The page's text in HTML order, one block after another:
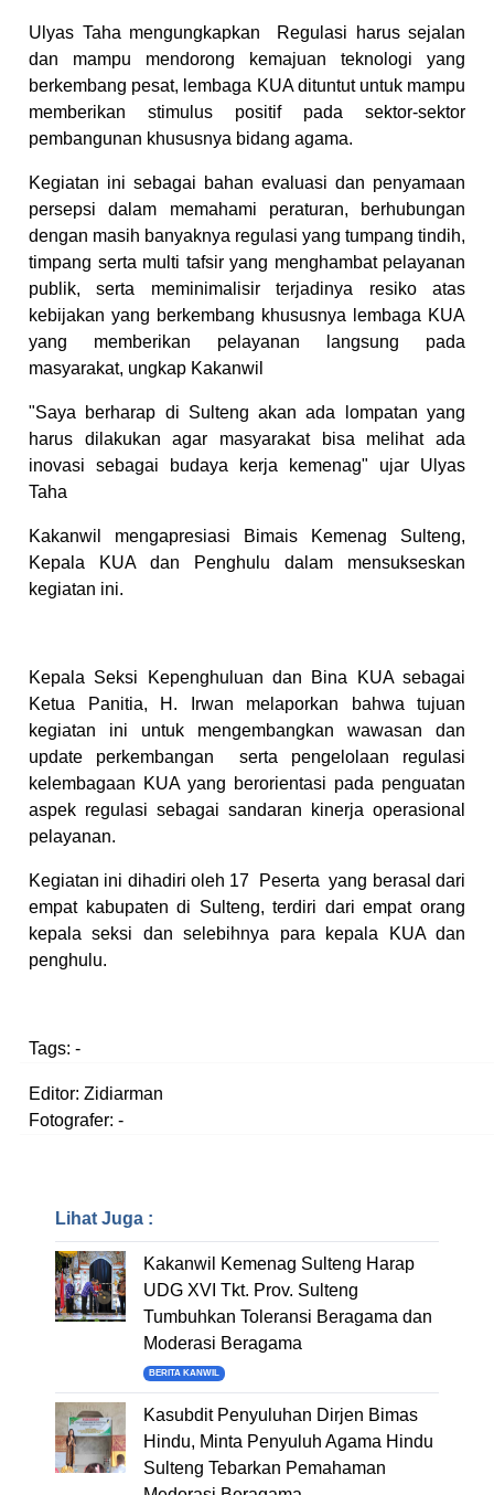
Ulyas Taha mengungkapkan Regulasi harus sejalan
dan mampu mendorong kemajuan teknologi yang
berkembang pesat, lembaga KUA dituntut untuk mampu
memberikan stimulus positif pada sektor-sektor
pembangunan khususnya bidang agama.
Kegiatan ini sebagai bahan evaluasi dan penyamaan
persepsi dalam memahami peraturan, berhubungan
dengan masih banyaknya regulasi yang tumpang tindih,
timpang serta multi tafsir yang menghambat pelayanan
publik, serta meminimalisir terjadinya resiko atas
kebijakan yang berkembang khususnya lembaga KUA
yang memberikan pelayanan langsung pada
masyarakat, ungkap Kakanwil
"Saya berharap di Sulteng akan ada lompatan yang
harus dilakukan agar masyarakat bisa melihat ada
inovasi sebagai budaya kerja kemenag" ujar Ulyas
Taha
Kakanwil mengapresiasi Bimais Kemenag Sulteng,
Kepala KUA dan Penghulu dalam mensukseskan
kegiatan ini.
Kepala Seksi Kepenghuluan dan Bina KUA sebagai
Ketua Panitia, H. Irwan melaporkan bahwa tujuan
kegiatan ini untuk mengembangkan wawasan dan
update perkembangan serta pengelolaan regulasi
kelembagaan KUA yang berorientasi pada penguatan
aspek regulasi sebagai sandaran kinerja operasional
pelayanan.
Kegiatan ini dihadiri oleh 17 Peserta yang berasal dari
empat kabupaten di Sulteng, terdiri dari empat orang
kepala seksi dan selebihnya para kepala KUA dan
penghulu.
Tags: -
Editor: Zidiarman
Fotografer: -
Lihat Juga :
Kakanwil Kemenag Sulteng Harap
UDG XVI Tkt. Prov. Sulteng
Tumbuhkan Toleransi Beragama dan
Moderasi Beragama
BERITA KANWIL
Kasubdit Penyuluhan Dirjen Bimas
Hindu, Minta Penyuluh Agama Hindu
Sulteng Tebarkan Pemahaman